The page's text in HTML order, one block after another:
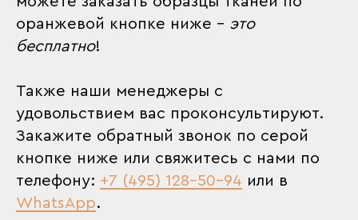
оранжевой кнопке ниже – это
бесплатно!
Также наши менеджеры с
удовольствием вас проконсультируют.
Закажите обратный звонок по серой
кнопке ниже или свяжитесь с нами по
телефону: +7 (495) 128-50-94 или в
WhatsApp.